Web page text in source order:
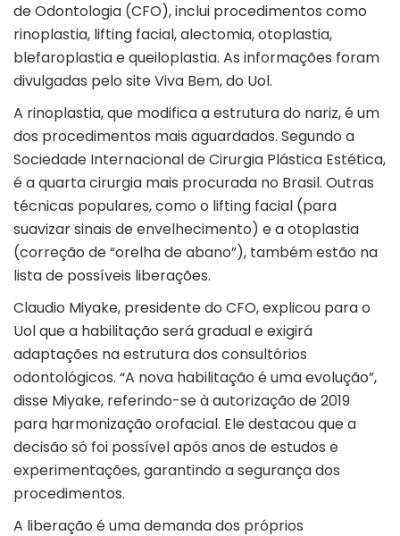
de Odontologia (CFO), inclui procedimentos como
rinoplastia, lifting facial, alectomia, otoplastia,
blefaroplastia e queiloplastia. As informações foram
divulgadas pelo site Viva Bem, do Uol.
A rinoplastia, que modifica a estrutura do nariz, é um
dos procedimentos mais aguardados. Segundo a
Sociedade Internacional de Cirurgia Plástica Estética,
é a quarta cirurgia mais procurada no Brasil. Outras
técnicas populares, como o lifting facial (para
suavizar sinais de envelhecimento) e a otoplastia
(correção de “orelha de abano”), também estão na
lista de possíveis liberações.
Claudio Miyake, presidente do CFO, explicou para o
Uol que a habilitação será gradual e exigirá
adaptações na estrutura dos consultórios
odontológicos. “A nova habilitação é uma evolução”,
disse Miyake, referindo-se à autorização de 2019
para harmonização orofacial. Ele destacou que a
decisão só foi possível após anos de estudos e
experimentações, garantindo a segurança dos
procedimentos.
A liberação é uma demanda dos próprios